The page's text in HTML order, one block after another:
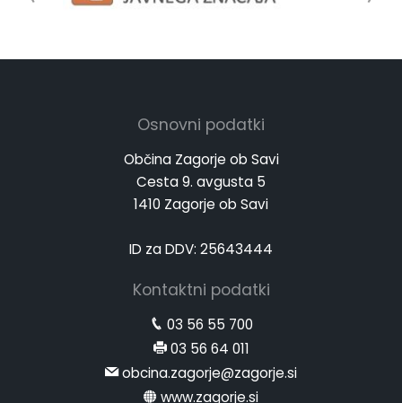
Osnovni podatki
Občina Zagorje ob Savi
Cesta 9. avgusta 5
1410 Zagorje ob Savi
ID za DDV: 25643444
Kontaktni podatki
03 56 55 700
03 56 64 011
obcina.zagorje@zagorje.si
www.zagorje.si